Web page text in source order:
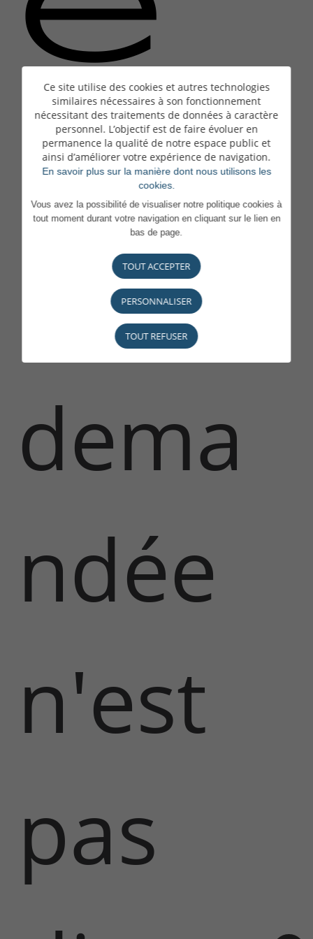
La
page
dema
ndée
n'est
pas
Ce site utilise des cookies et autres technologies
similaires nécessaires à son fonctionnement
nécessitant des traitements de données à caractère
personnel. L’objectif est de faire évoluer en
permanence la qualité de notre espace public et
ainsi d’améliorer votre expérience de navigation.
En savoir plus sur la manière dont nous utilisons les
cookies.
Vous avez la possibilité de visualiser notre politique cookies à
tout moment durant votre navigation en cliquant sur le lien en
bas de page.
TOUT ACCEPTER
PERSONNALISER
TOUT REFUSER